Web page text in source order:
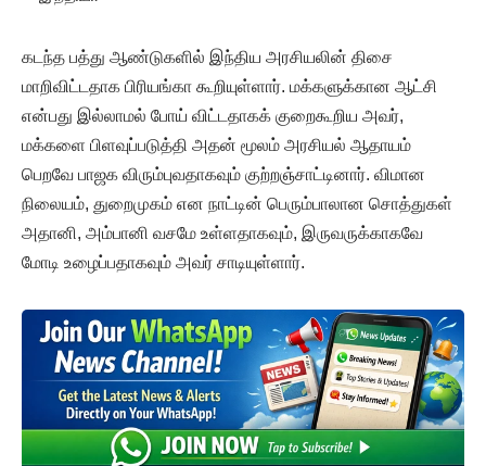
கடந்த பத்து ஆண்டுகளில் இந்திய அரசியலின் திசை
மாறிவிட்டதாக பிரியங்கா கூறியுள்ளார். மக்களுக்கான ஆட்சி
என்பது இல்லாமல் போய் விட்டதாகக் குறைகூறிய அவர்,
மக்களை பிளவுப்படுத்தி அதன் மூலம் அரசியல் ஆதாயம்
பெறவே பாஜக விரும்புவதாகவும் குற்றஞ்சாட்டினார். விமான
நிலையம், துறைமுகம் என நாட்டின் பெரும்பாலான சொத்துகள்
அதானி, அம்பானி வசமே உள்ளதாகவும், இருவருக்காகவே
மோடி உழைப்பதாகவும் அவர் சாடியுள்ளார்.